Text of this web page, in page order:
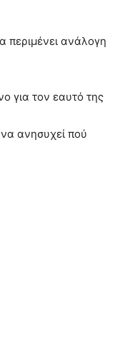
περιμένει ανάλογη
για τον εαυτό της
ανησυχεί πού